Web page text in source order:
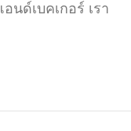
นด์เบคเกอร์ เรา